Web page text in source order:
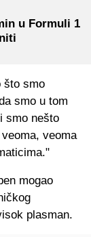
u Formuli 1
što smo
smo u tom
smo nešto
veoma
mogao
plasman.